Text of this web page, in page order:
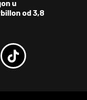
u
od 3,8